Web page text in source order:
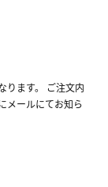
ります。 ご注文内
メールにてお知ら